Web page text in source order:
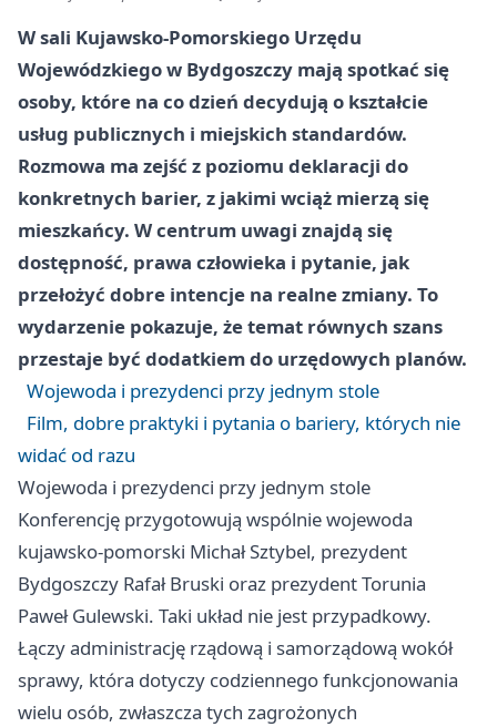
W sali Kujawsko-Pomorskiego Urzędu
Wojewódzkiego w Bydgoszczy mają spotkać się
osoby, które na co dzień decydują o kształcie
usług publicznych i miejskich standardów.
Rozmowa ma zejść z poziomu deklaracji do
konkretnych barier, z jakimi wciąż mierzą się
mieszkańcy. W centrum uwagi znajdą się
dostępność, prawa człowieka i pytanie, jak
przełożyć dobre intencje na realne zmiany. To
wydarzenie pokazuje, że temat równych szans
przestaje być dodatkiem do urzędowych planów.
Wojewoda i prezydenci przy jednym stole
Film, dobre praktyki i pytania o bariery, których nie
widać od razu
Wojewoda i prezydenci przy jednym stole
Konferencję przygotowują wspólnie wojewoda
kujawsko-pomorski Michał Sztybel, prezydent
Bydgoszczy Rafał Bruski oraz prezydentTorunia
Paweł Gulewski. Taki układ nie jest przypadkowy.
Łączy administrację rządową i samorządową wokół
sprawy, która dotyczy codziennego funkcjonowania
wielu osób, zwłaszcza tych zagrożonych